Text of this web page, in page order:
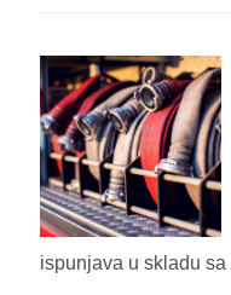
ispunjava u skladu